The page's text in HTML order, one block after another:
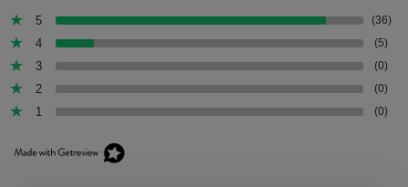
5 (36)
4 (5)
3 (0)
2 (0)
1 (0)